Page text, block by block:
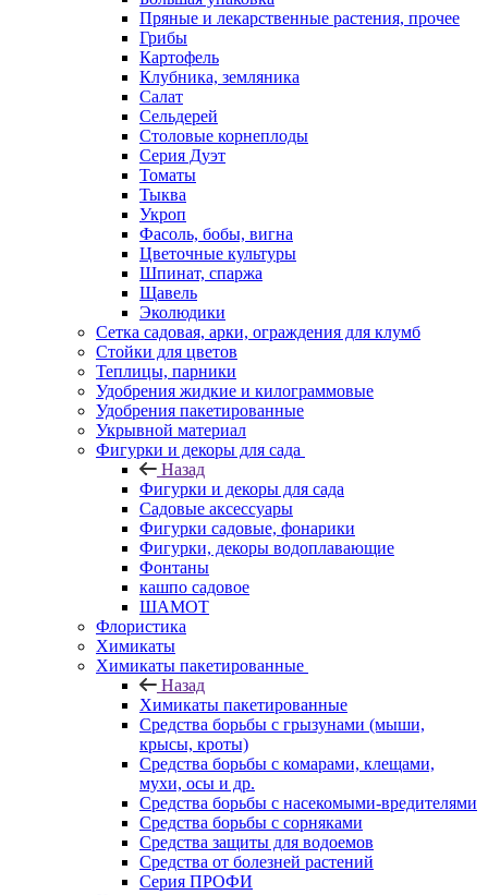
Пряные и лекарственные растения, прочее
Грибы
Картофель
Клубника, земляника
Салат
Сельдерей
Столовые корнеплоды
Серия Дуэт
Томаты
Тыква
Укроп
Фасоль, бобы, вигна
Цветочные культуры
Шпинат, спаржа
Щавель
Эколюдики
Сетка садовая, арки, ограждения для клумб
Стойки для цветов
Теплицы, парники
Удобрения жидкие и килограммовые
Удобрения пакетированные
Укрывной материал
Фигурки и декоры для сада
Назад
Фигурки и декоры для сада
Садовые аксессуары
Фигурки садовые, фонарики
Фигурки, декоры водоплавающие
Фонтаны
кашпо садовое
ШАМОТ
Флористика
Химикаты
Химикаты пакетированные
Назад
Химикаты пакетированные
Средства борьбы с грызунами (мыши,
крысы, кроты)
Средства борьбы с комарами, клещами,
мухи, осы и др.
Средства борьбы с насекомыми-вредителями
Средства борьбы с сорняками
Средства защиты для водоемов
Средства от болезней растений
Серия ПРОФИ